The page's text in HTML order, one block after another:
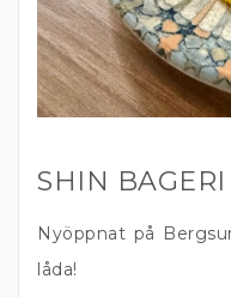
SHIN BAGERI
Nyöppnat på
låda!